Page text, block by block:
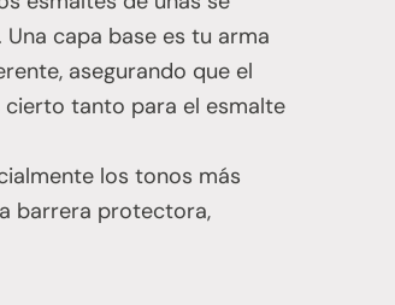
capa base es tu arma
asegurando que el
tanto para el esmalte
los tonos más
barrera protectora,